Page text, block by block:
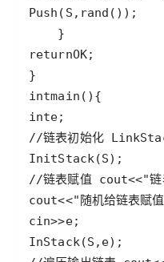
Push ( S , rand
returnOK
intmain
inte
//链表初始化
InitStack(S
//链表赋值 cout<<"链
cout<<"随机给链表赋
cin>>e
InStack(S , e